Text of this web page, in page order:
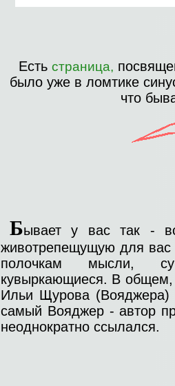
Есть страница,
было уже в ломтике
что
Бывает у вас так -
животрепещущую для
полочкам мысли,
кувыркающиеся. В общем,
Ильи Щурова
самый Вояджер - автор
неоднократно ссылался.